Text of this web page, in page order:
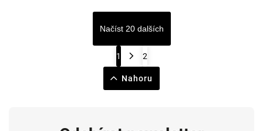
Načíst 20 dalších
1 2
Nahoru